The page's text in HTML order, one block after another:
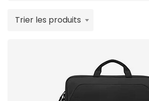
Trier les produits